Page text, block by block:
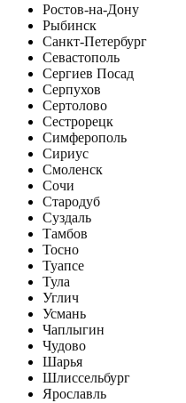
Ростов-на-Дону
Рыбинск
Санкт-Петербург
Севастополь
Сергиев Посад
Серпухов
Сертолово
Сестрорецк
Симферополь
Сириус
Смоленск
Сочи
Стародуб
Суздаль
Тамбов
Тосно
Туапсе
Тула
Углич
Усмань
Чаплыгин
Чудово
Шарья
Шлиссельбург
Ярославль